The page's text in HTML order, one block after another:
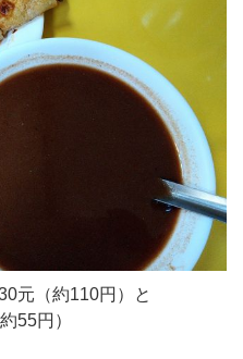
元（約110円）と
55円）